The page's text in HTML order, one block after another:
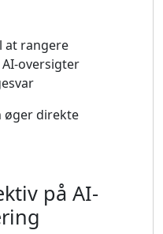
at rangere
oversigter
øger direkte
på AI-